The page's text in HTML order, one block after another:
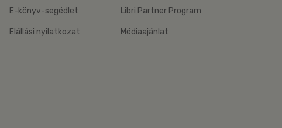
E-könyv-segédlet
Elállási nyilatkozat
Libri Partner Program
Médiaajánlat